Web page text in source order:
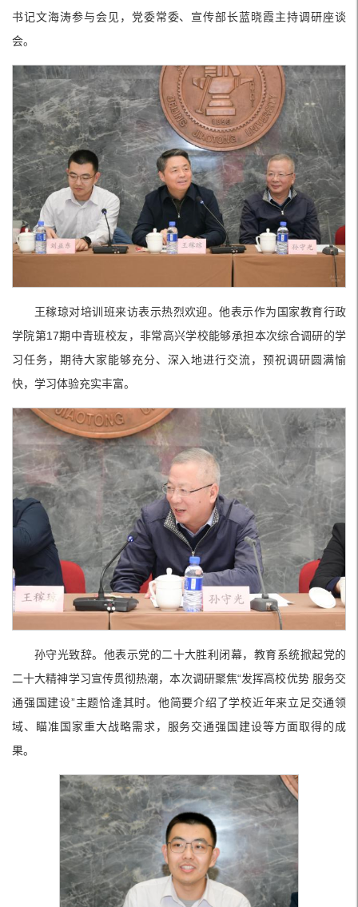
书记文海涛参与会见，党委常委、宣传部长蓝晓霞主持调研座谈
会。
王稼琼对培训班来访表示热烈欢迎。他表示作为国家教育行政
学院第17期中青班校友，非常高兴学校能够承担本次综合调研的学
习任务，期待大家能够充分、深入地进行交流，预祝调研圆满愉
快，学习体验充实丰富。
孙守光致辞。他表示党的二十大胜利闭幕，教育系统掀起党的
二十大精神学习宣传贯彻热潮，本次调研聚焦“发挥高校优势 服务交
通强国建设”主题恰逢其时。他简要介绍了学校近年来立足交通领
域、瞄准国家重大战略需求，服务交通强国建设等方面取得的成
果。